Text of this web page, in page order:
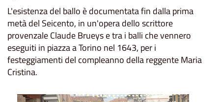
L'esistenza del ballo è documentata fin dalla prima
metà del Seicento, in un'opera dello scrittore
provenzale Claude Brueys e tra i balli che vennero
eseguiti in piazza a Torino nel 1643, per i
festeggiamenti del compleanno della reggente Maria
Cristina.